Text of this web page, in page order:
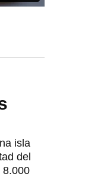
isla
del
8.000